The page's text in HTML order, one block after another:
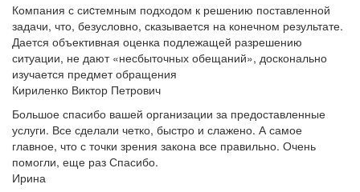
Компания с сиcтемным подходом к решению поставленной
задачи, что, безусловно, сказывается на конечном результате.
Дается объективная оценка подлежащей разрешению
ситуации, не дают «несбыточных обещаний», досконально
изучается предмет обращения
Кириленко Виктор Петрович
Большое спасибо вашей организации за предоставленные
услуги. Все сделали четко, быстро и слажено. А самое
главное, что с точки зрения закона все правильно. Очень
помогли, еще раз Спасибо.
Ирина